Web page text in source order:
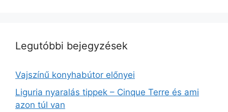
Legutóbbi bejegyzések
Vajszínű konyhabútor előnyei
Liguria nyaralás tippek – Cinque Terre és ami
azon túl van